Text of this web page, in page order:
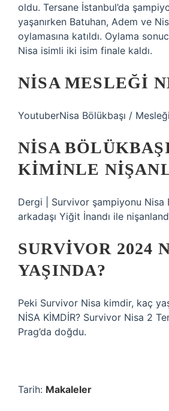
oldu. Tersane İstanbul’da
yaşanırken Batuhan, Adem ve
oylamasına katıldı. Oylama
Nisa isimli iki isim finale kaldı.
NISA MESLEĞI
YoutuberNisa Bölükbaşı / Mesleği
NISA
KIMINLE
Dergi | Survivor şampiyonu Nisa
arkadaşı Yiğit İnandı ile
SURVIVOR 2024
YAŞINDA?
Peki Survivor Nisa kimdir, kaç
NİSA KİMDİR? Survivor Nisa 2
Prag’da doğdu.
Tarih: Makaleler